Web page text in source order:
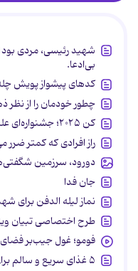
شهید رئیسی، مردی
بی‌ادعا.
کدهای پیشواز پویش
چطور خودمان را از نظر ذهنی ۳۸ برابر
کن ۲۰۲۵؛ جشنواره‌ای علیه خانواده
راز افرادی که کمتر ضرر
دورود، سرزمین
جان فدا
نماز لیله الدفن برای
طرح اختصاصی تبیان
فومو؛ غول جیب‌بر
۵ غذای سریع و سالم برای طبیعت‌گردی